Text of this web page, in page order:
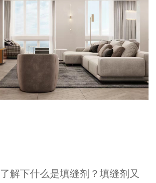
解下什么是填缝剂？填缝剂又